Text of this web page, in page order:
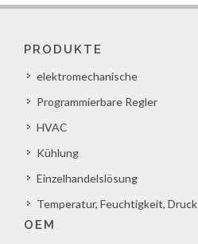
PRODUKTE
elektromechanische
Programmierbare Regler
HVAC
Kühlung
Einzelhandelslösung
Temperatur, Feuchtigkeit, Druck
OEM